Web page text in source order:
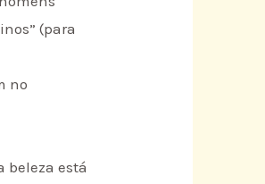
(para
no
beleza está